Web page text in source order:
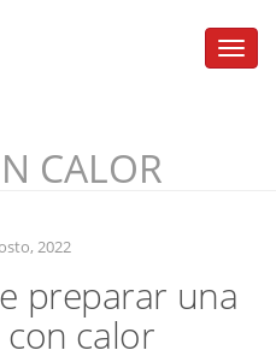
CALOR
2022
preparar una
calor